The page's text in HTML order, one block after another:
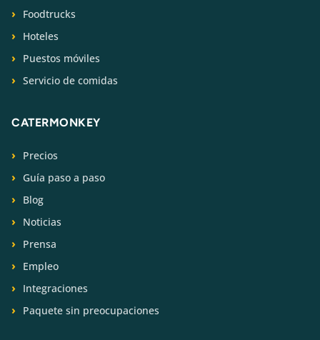
Foodtrucks
Hoteles
Puestos móviles
Servicio de comidas
CATERMONKEY
Precios
Guía paso a paso
Blog
Noticias
Prensa
Empleo
Integraciones
Paquete sin preocupaciones